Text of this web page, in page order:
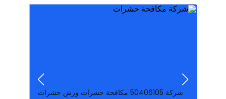
وقوارض بالكويت متخصصون فى مكافحة الحشرات
المبيدات ولدينا موظفون مدربون هات
شركة ‪50406105‬ مكافحة حشرات ورش حشرات